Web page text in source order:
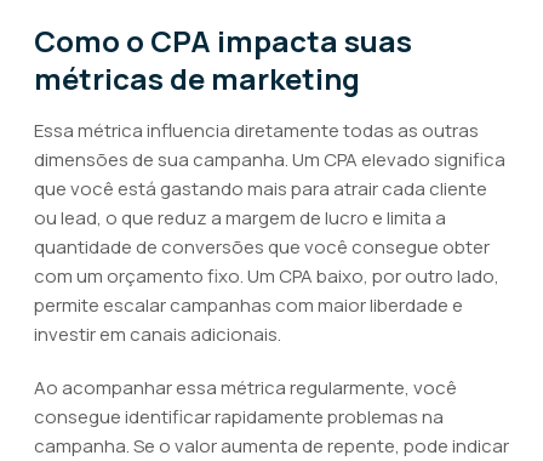
Como o CPA impacta suas
métricas de marketing
Essa métrica influencia diretamente todas as outras
dimensões de sua campanha. Um CPA elevado significa
que você está gastando mais para atrair cada cliente
ou lead, o que reduz a margem de lucro e limita a
quantidade de conversões que você consegue obter
com um orçamento fixo. Um CPA baixo, por outro lado,
permite escalar campanhas com maior liberdade e
investir em canais adicionais.
Ao acompanhar essa métrica regularmente, você
consegue identificar rapidamente problemas na
campanha. Se o valor aumenta de repente, pode indicar